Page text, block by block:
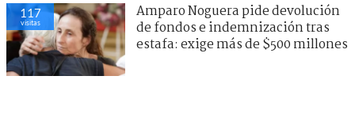
117
visitas
Amparo Noguera pide devolución
de fondos e indemnización tras
estafa: exige más de $500 millones